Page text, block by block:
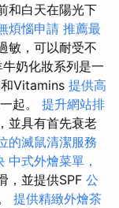
和白天在陽光下
煩惱申請 推薦最
敏，可以耐受不
奶化妝系列是一
Vitamins 提供高
起。 提升網站排
並具有首先衰老
的滅鼠清潔服務
中式外燴菜單，
，並提供SPF 公
提供精緻外燴茶